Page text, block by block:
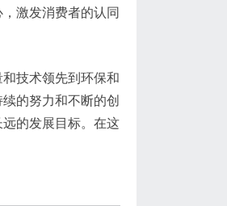
激发消费者的认同
技术领先到环保和
的努力和不断的创
的发展目标。在这